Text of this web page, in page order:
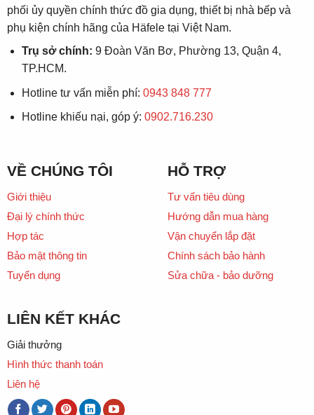
phối ủy quyền chính thức đồ gia dụng, thiết bị nhà bếp và
phụ kiện chính hãng của Häfele tại Việt Nam.
Trụ sở chính: 9 Đoàn Văn Bơ, Phường 13, Quận 4,
TP.HCM.
Hotline tư vấn miễn phí: 0943 848 777
Hotline khiếu nại, góp ý: 0902.716.230
VỀ CHÚNG TÔI
Giới thiệu
Đại lý chính thức
Hợp tác
Bảo mật thông tin
Tuyển dụng
HỖ TRỢ
Tư vấn tiêu dùng
Hướng dẫn mua hàng
Vận chuyển lắp đặt
Chính sách bảo hành
Sửa chữa - bảo dưỡng
LIÊN KẾT KHÁC
Giải thưởng
Hình thức thanh toán
Liên hệ